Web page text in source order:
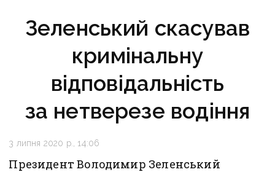
Зеленський скасував
кримінальну
відповідальність
за нетверезе водіння
3 липня 2020 р., 14:06
Президент Володимир Зеленський